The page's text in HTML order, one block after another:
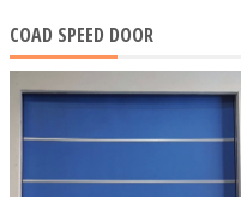
COAD SPEED DOOR